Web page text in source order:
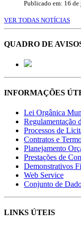
Publicado em: 16
VER TODAS NOTÍCIAS
QUADRO DE
INFORMAÇÕES
Lei Orgânica
Regulamentação
Processos de
Contratos e
Planejamento
Prestações de
Demonstrativos
Web Service
Conjunto de
LINKS ÚTEIS